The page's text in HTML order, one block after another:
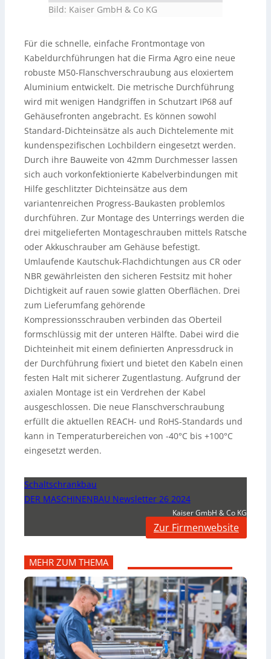
Bild: Kaiser GmbH & Co KG
Für die schnelle, einfache Frontmontage von
Kabeldurchführungen hat die Firma Agro eine neue
robuste M50-Flanschverschraubung aus eloxiertem
Aluminium entwickelt. Die metrische Durchführung
wird mit wenigen Handgriffen in Schutzart IP68 auf
Gehäusefronten angebracht. Es können sowohl
Standard-Dichteinsätze als auch Dichtelemente mit
kundenspezifischen Lochbildern eingesetzt werden.
Durch ihre Bauweite von 42mm Durchmesser lassen
sich auch vorkonfektionierte Kabelverbindungen mit
Hilfe geschlitzter Dichteinsätze aus dem
variantenreichen Progress-Baukasten problemlos
durchführen. Zur Montage des Unterrings werden die
drei mitgelieferten Montageschrauben mittels Ratsche
oder Akkuschrauber am Gehäuse befestigt.
Umlaufende Kautschuk-Flachdichtungen aus CR oder
NBR gewährleisten den sicheren Festsitz mit hoher
Dichtigkeit auf rauen sowie glatten Oberflächen. Drei
zum Lieferumfang gehörende
Kompressionsschrauben verbinden das Oberteil
formschlüssig mit der unteren Hälfte. Dabei wird die
Dichteinheit mit einem definierten Anpressdruck in
der Durchführung fixiert und bietet den Kabeln einen
festen Halt mit sicherer Zugentlastung. Aufgrund der
axialen Montage ist ein Verdrehen der Kabel
ausgeschlossen. Die neue Flanschverschraubung
erfüllt die aktuellen REACH- und RoHS-Standards und
kann in Temperaturbereichen von -40°C bis +100°C
eingesetzt werden.
Schaltschrankbau
DER MASCHINENBAU Newsletter 26 2024
Kaiser GmbH & Co KG
Zur Firmenwebsite
MEHR ZUM THEMA